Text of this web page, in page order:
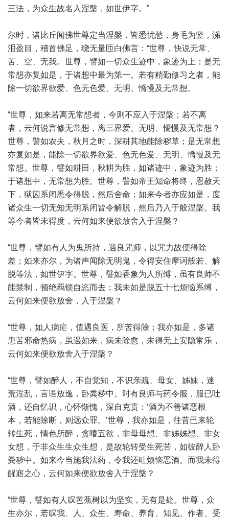
三法，为众生故名入涅槃，如世伊字。”
尔时，诸比丘闻佛世尊定当涅槃，皆悉忧愁，身毛为竖，涕
泪盈目，稽首佛足，绕无量匝白佛言：“世尊，快说无常、
苦、空、无我。世尊，譬如一切众生迹中，象迹为上；是无
常想亦复如是，于诸想中最为第一。若有精勤修习之者，能
除一切欲界欲爱、色无色爱、无明、憍慢及无常想。
“世尊，如来若离无常想者，今则不应入于涅槃；若不离
者，云何说言修无常想，离三界爱、无明、憍慢及无常想？
世尊，譬如农夫，秋月之时，深耕其地能除秽草；是无常想
亦复如是，能除一切欲界欲爱、色无色爱、无明、憍慢及无
常想。世尊，譬如耕田，秋耕为胜，如诸迹中，象迹为胜；
于诸想中，无常想为胜。世尊，譬如帝王知命将终，恩赦天
下，狱囚系闭悉令得脱，然后舍命；如来今者亦应如是，度
诸众生一切无知无明系闭皆令解脱，然后乃入于般涅槃。我
等今者皆未得度，云何如来便欲放舍入于涅槃？
“世尊，譬如有人为鬼所持，遇良咒师，以咒力故便得除
差；如来亦尔，为诸声闻除无明鬼，令得安住摩诃般若、解
脱等法，如世伊字。世尊，譬如香象为人所缚，虽有良师不
能禁制，顿绝羁锁自恣而去；我未如是脱五十七烦恼系缚，
云何如来便欲放舍，入于涅槃？
“世尊，如人病疟，值遇良医，所苦得除；我亦如是，多诸
患苦邪命热病，虽遇如来，病未除愈，未得无上安隐常乐，
云何如来便欲放舍入于涅槃？
“世尊，譬如醉人，不自觉知，不识亲疏、母女、姊妹，迷
荒淫乱，言语放逸，卧粪秽中。时有良师与药令服，服已吐
酒，还自忆识，心怀惭愧，深自克责：‘酒为不善诸恶根
本，若能除断，则远众罪。’世尊，我亦如是，往昔已来轮
转生死，情色所醉，贪嗜五欲，非母母想、非姊姊想、非女
女想，于非众生生众生想，是故轮转受生死苦，如彼醉人卧
粪秽中。如来今当施我法药，令我还吐烦恼恶酒。而我未得
醒寤之心，云何如来便欲放舍入于涅槃？
“世尊，譬如有人叹芭蕉树以为坚实，无有是处。世尊，众
生亦尔，若叹我、人、众生、寿命、养育、知见、作者、受